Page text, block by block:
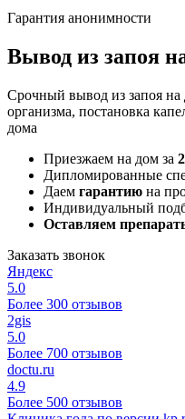
Гарантия анонимности
Вывод из запоя
Срочный вывод из запоя на
организма, постановка
дома
Приезжаем на дом за
Дипломированные
Даем гарантию на
Индивидуальный
Оставляем
Заказать звонок
Яндекс
5.0
Более 300 отзывов
2gis
5.0
Более 700 отзывов
doctu.ru
4.9
Более 500 отзывов